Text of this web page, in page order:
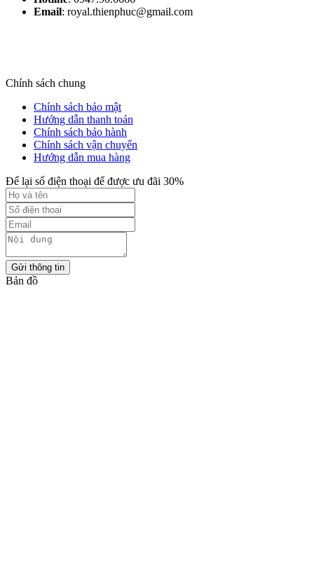
Email: royal.thienphuc@gmail.com
Chính sách chung
Chính sách bảo mật
Hướng dẫn thanh toán
Chính sách bảo hành
Chính sách vận chuyển
Hướng dẫn mua hàng
Để lại số điện thoại để được ưu đãi 30%
Gửi thông tin
Bản đồ